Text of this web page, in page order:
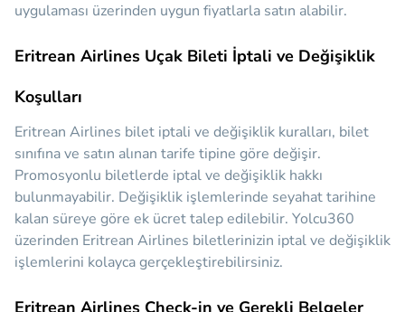
uygulaması üzerinden uygun fiyatlarla satın alabilir.
Eritrean Airlines Uçak Bileti İptali ve Değişiklik
Koşulları
Eritrean Airlines bilet iptali ve değişiklik kuralları, bilet
sınıfına ve satın alınan tarife tipine göre değişir.
Promosyonlu biletlerde iptal ve değişiklik hakkı
bulunmayabilir. Değişiklik işlemlerinde seyahat tarihine
kalan süreye göre ek ücret talep edilebilir. Yolcu360
üzerinden Eritrean Airlines biletlerinizin iptal ve değişiklik
işlemlerini kolayca gerçekleştirebilirsiniz.
Eritrean Airlines Check-in ve Gerekli Belgeler